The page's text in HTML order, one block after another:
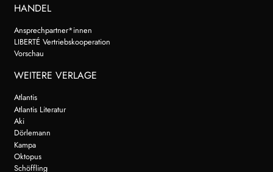
HANDEL
Ansprechpartner*innen
LIBERTÉ Vertriebskooperation
Vorschau
WEITERE VERLAGE
Atlantis
Atlantis Literatur
Aki
Dörlemann
Kampa
Oktopus
Schöffling